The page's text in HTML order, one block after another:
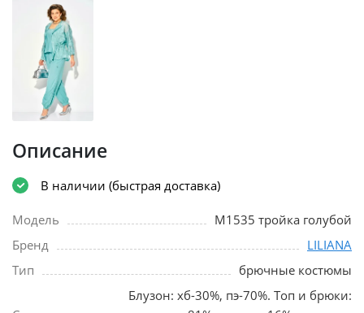
Описание
В наличии (быстрая доставка)
Модель
М1535 тройка голубой
Бренд
LILIANA
Тип
брючные костюмы
Блузон: хб-30%, пэ-70%. Топ и брюки: